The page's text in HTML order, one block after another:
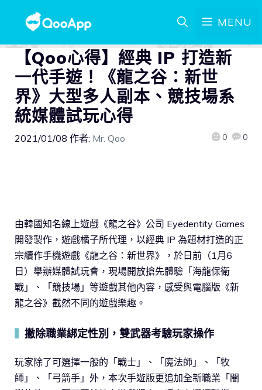
MENU
【Qoo心得】經典 IP 打造新
一代手遊！《龍之谷：新世
界》大型多人副本、競技場系
統媒體試玩心得
2021/01/08 作者: Mr. Qoo 0 0
由韓國知名線上遊戲《龍之谷》公司 Eyedentity Games
開發製作，遊戲橘子所代理，以經典 IP 為題材打造的正
宗續作手機遊戲《龍之谷：新世界》，於日前（1月6
日）舉辦媒體試玩會，現場開放搶先體驗「海龍保衛
戰」、「競技場」等遊戲其他內容，感受與電腦版《新
龍之谷》截然不同的遊戲樂趣。
撇除職業綁定性別，雙武器考驗玩家操作
玩家除了可選擇一般的「戰士」、「魔法師」、「牧
師」、「弓箭手」外，本次手遊版更追加全新職業「闇